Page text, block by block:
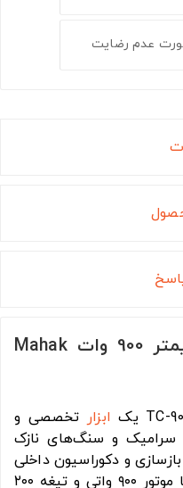
عدم رضایت
ماشین کاشی بر 200 میلیمتر 900 وات Mahak
ابزار تخصصی و
سرامیک و سنگ‌های نازک
و دکوراسیون داخلی
کاربرد فراوان دارد. این دستگاه با موتور ۹۰۰ واتی و تیغه ۲۰۰